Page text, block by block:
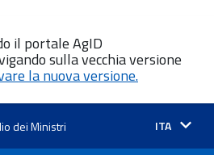
il portale AgID
sulla vecchia versione
la nuova versione.
dei Ministri Lingua
ITA